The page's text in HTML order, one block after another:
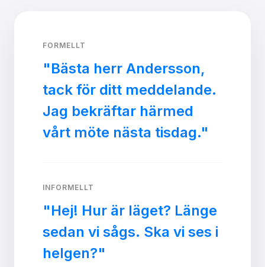
FORMELLT
"Bästa herr Andersson,
tack för ditt meddelande.
Jag bekräftar härmed
vårt möte nästa tisdag."
INFORMELLT
"Hej! Hur är läget? Länge
sedan vi sågs. Ska vi ses i
helgen?"